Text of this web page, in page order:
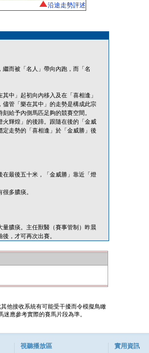
沿途走勢評述
而被「名人」帶向內跑，而「名
中」起初向內移入及在「喜相逢」
管「樂在其中」的走勢是構成此宗
給予內側馬匹足夠的競賽空間。
輝煌」的後蹄。跟隨在後的「金威
走勢的「喜相逢」於「金威勝」後
最後五十米，「金威勝」靠近「燈
多膿痰。
膿痰。主任獸醫（賽事管制）昨晨
，才可再次出賽。
他接收系統有可能受干擾而令模擬鳥瞰
應參考實際的賽馬片段為準。
視聽播放區 實用資訊